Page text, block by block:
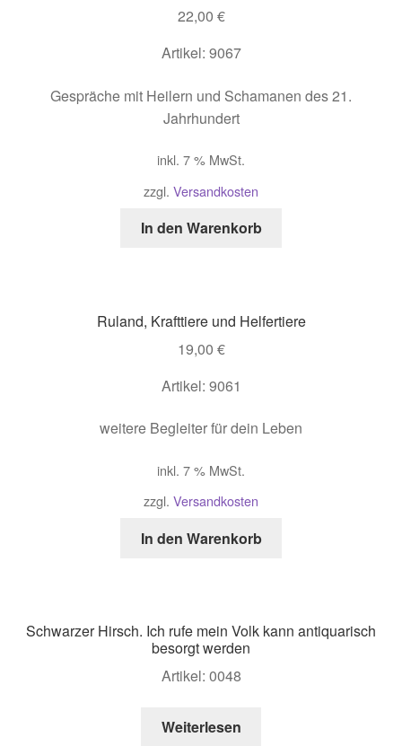
22,00 €
Artikel: 9067
Gespräche mit Heilern und Schamanen des 21.
Jahrhundert
inkl. 7 % MwSt.
zzgl. Versandkosten
In den Warenkorb
Ruland, Krafttiere und Helfertiere
19,00 €
Artikel: 9061
weitere Begleiter für dein Leben
inkl. 7 % MwSt.
zzgl. Versandkosten
In den Warenkorb
Schwarzer Hirsch. Ich rufe mein Volk kann antiquarisch
besorgt werden
Artikel: 0048
Weiterlesen